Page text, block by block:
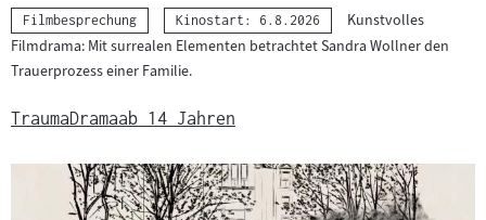
Kategorie:
Filmbesprechung Kinostart: 6.8.2026
Kunstvolles
Filmdrama: Mit surrealen Elementen betrachtet Sandra Wollner den
Trauerprozess einer Familie.
TraumaDramaab 14 Jahren